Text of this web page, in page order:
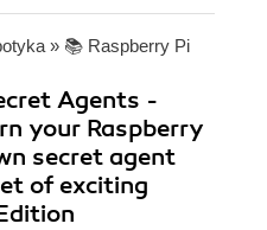
» 📚 Raspberry Pi
Agents -
your Raspberry
secret agent
of exciting